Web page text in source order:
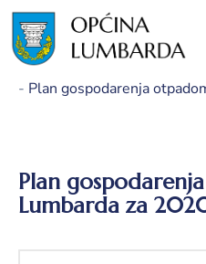
Početna
Lokalna
samouprava
- Plan gospodarenja
Plan
Lumbarda za